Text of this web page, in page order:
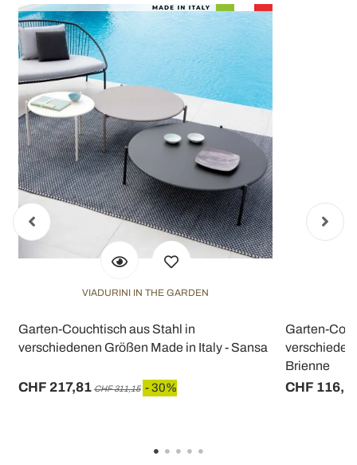
VIADURINI IN THE GARDEN
Garten-Couchtisch aus Stahl in
verschiedenen Größen Made in Italy - Sansa
CHF 217,81 CHF 311,15 - 30%
Garten-
Brienne
CHF